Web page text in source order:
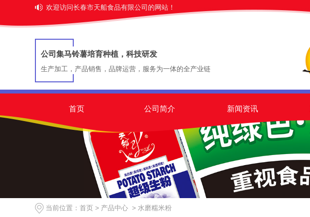
欢迎访问长春市天船食品有限公司的网站！
公司集马铃薯培育种植，科技研发
生产加工，产品销售，品牌运营，服务为一体的全产业链
首页 公司简介 新闻资讯
当前位置： 首页 > 产品中心 > 水磨糯米粉